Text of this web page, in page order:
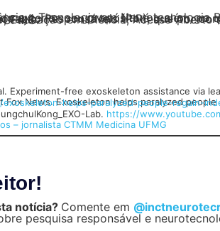
e Governança. Em resumo, sua sede fica no Centro de Tecnologia em Medicina Molecular (CTMM) da Faculdade de Medicina da UFMG.
Experiment-free exoskeleton assistance via
Fox News. Exoskeleton helps paralyzed
helps-paralyzed-people-regain-
Lab. https://
– jornalista CTMM Medicina UFMG
notícia? Comente em
pesquisa responsável e